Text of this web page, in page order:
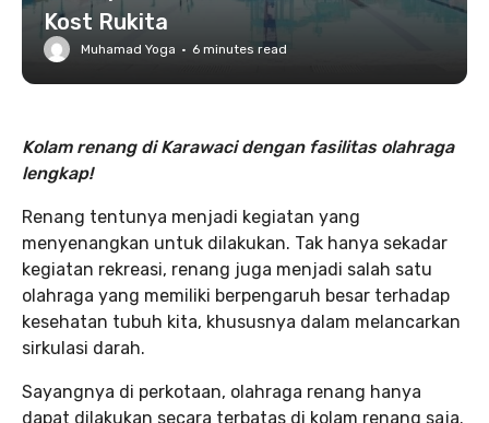
Kost Rukita
Muhamad Yoga · 6 minutes read
Kolam renang di Karawaci dengan fasilitas olahraga
lengkap!
Renang tentunya menjadi kegiatan yang
menyenangkan untuk dilakukan. Tak hanya sekadar
kegiatan rekreasi, renang juga menjadi salah satu
olahraga yang memiliki berpengaruh besar terhadap
kesehatan tubuh kita, khususnya dalam melancarkan
sirkulasi darah.
Sayangnya di perkotaan, olahraga renang hanya
dapat dilakukan secara terbatas di kolam renang saja.